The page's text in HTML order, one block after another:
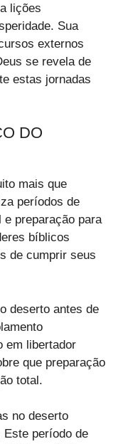
lições
Sua
externos
se revela de
estas jornadas
DO
mais que
períodos de
preparação para
bíblicos
de cumprir seus
deserto antes de
em libertador
que preparação
total.
no deserto
Este período de